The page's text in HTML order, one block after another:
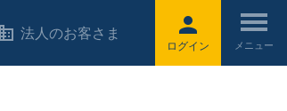
ログイン
法人のお客さま